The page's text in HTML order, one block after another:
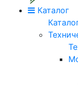
Каталог